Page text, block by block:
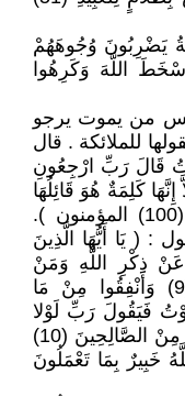
يَضْرِبُونَ وُجُوهَهُمْ
مَا أَسْخَطَ اللَّهَ وَكَرِهُوا
نفس من يموت يرجو
للملائكة . قال
قَالَ رَبِّ ارْجِعُونِ
كَلِمَةٌ هُوَ قَائِلُهَا
وَمِنْ وَرَائِهِمْ بَرْزَخٌ إِلَى يَوْمِ يُبْعَثُونَ (100) المؤمنون ).
: ( يَا أَيُّهَا الَّذِينَ
عَنْ ذِكْرِ اللَّهِ وَمَنْ
يَفْعَلْ ذَلِكَ فَأُوْلَئِكَ هُمْ الْخَاسِرُونَ (9) وَأَنْفِقُوا مِنْ مَا
فَيَقُولَ رَبِّ لَوْلا
أَخَّرْتَنِي إِلَى أَجَلٍ قَرِيبٍ فَأَصَّدَّقَ وَأَكُنْ مِنْ الصَّالِحِينَ (10)
خَبِيرٌ بِمَا تَعْمَلُونَ